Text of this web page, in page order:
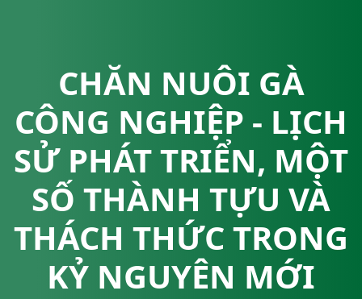
CHĂN NUÔI GÀ
CÔNG NGHIỆP - LỊCH
SỬ PHÁT TRIỂN, MỘT
SỐ THÀNH TỰU VÀ
THÁCH THỨC TRONG
KỶ NGUYÊN MỚI